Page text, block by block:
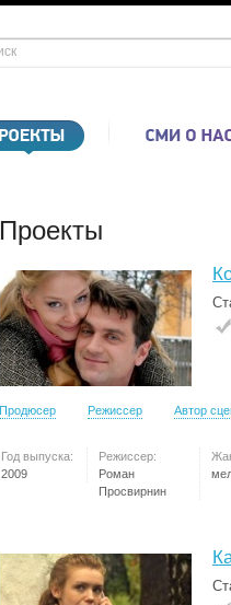
Проекты
Продюсер Режиссер Автор
Год выпуска:
2009
Режиссер:
Роман
Просвирнин